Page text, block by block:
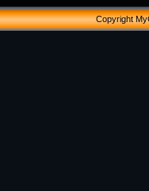
Copyright